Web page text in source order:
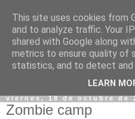
viernes, 18 de octubre de
Zombie camp
This site uses cookies from
and to analyze traffic. Your
shared with Google along
metrics to ensure quality of
statistics, and to detect and
LEARN